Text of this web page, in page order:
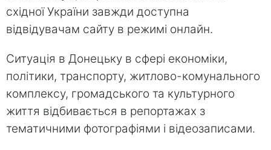
східної України завжди доступна
відвідувачам сайту в режимі онлайн.
Ситуація в Донецьку в сфері економіки,
політики, транспорту, житлово-комунального
комплексу, громадського та культурного
життя відбивається в репортажах з
тематичними фотографіями і відеозаписами.